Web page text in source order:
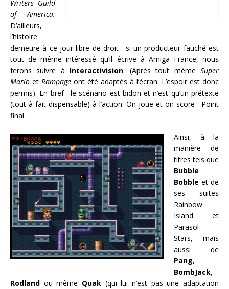
Writers Guild
of America.
D’ailleurs,
l’histoire
demeure à ce jour libre de droit : si un producteur fauché est
tout de même intéressé qu’il écrive à Amiga France, nous
ferons suivre à Interactivision. (Après tout mêmeSuper
Mario et Rampage ont été adaptés à l’écran. L’espoir est donc
permis). En bref : le scénario est bidon et n’est qu’un prétexte
(tout-à-fait dispensable) à l’action. On joue et on score : Point
final.
Ainsi, à la
manière de
titres tels que
Bubble
Bobble et de
ses suites
Rainbow
Island et
Parasol
Stars, mais
aussi de
Pang,
BombJack,
Rodland ou même Quak (qui lui n’est pas une adaptation